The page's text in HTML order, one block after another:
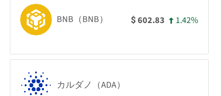
BNB（BNB） $602.83 1.42%
カルダノ（ADA）